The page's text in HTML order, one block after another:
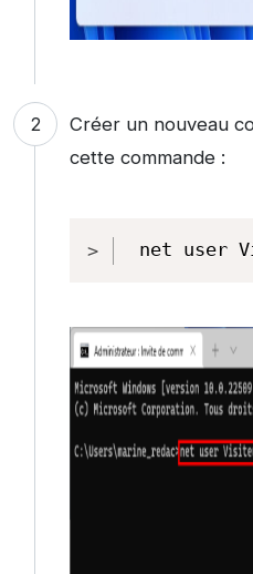
Créer un nouveau
cette commande :
net user